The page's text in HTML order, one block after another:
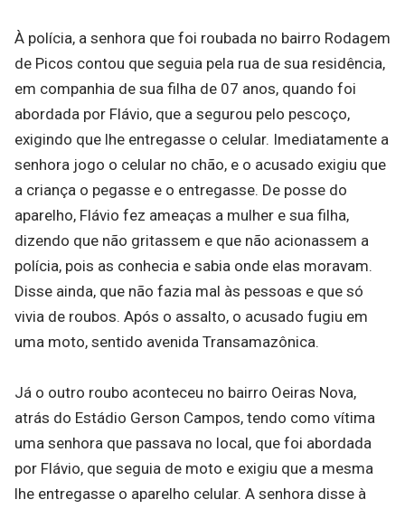
À polícia, a senhora que foi roubada no bairro Rodagem
de Picos contou que seguia pela rua de sua residência,
em companhia de sua filha de 07 anos, quando foi
abordada por Flávio, que a segurou pelo pescoço,
exigindo que lhe entregasse o celular. Imediatamente a
senhora jogo o celular no chão, e o acusado exigiu que
a criança o pegasse e o entregasse. De posse do
aparelho, Flávio fez ameaças a mulher e sua filha,
dizendo que não gritassem e que não acionassem a
polícia, pois as conhecia e sabia onde elas moravam.
Disse ainda, que não fazia mal às pessoas e que só
vivia de roubos. Após o assalto, o acusado fugiu em
uma moto, sentido avenida Transamazônica.
Já o outro roubo aconteceu no bairro Oeiras Nova,
atrás do Estádio Gerson Campos, tendo como vítima
uma senhora que passava no local, que foi abordada
por Flávio, que seguia de moto e exigiu que a mesma
lhe entregasse o aparelho celular. A senhora disse à